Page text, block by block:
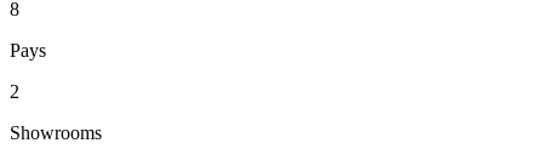
8
Pays
2
Showrooms